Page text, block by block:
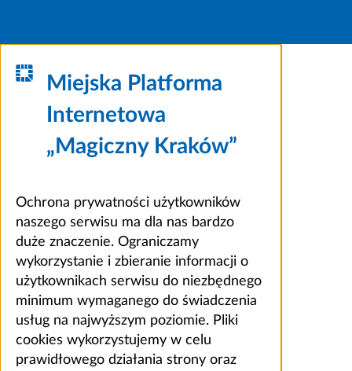
Miejska Platforma
Internetowa
„Magiczny Kraków”
Ochrona prywatności użytkowników
naszego serwisu ma dla nas bardzo
duże znaczenie. Ograniczamy
wykorzystanie i zbieranie informacji o
użytkownikach serwisu do niezbędnego
minimum wymaganego do świadczenia
usług na najwyższym poziomie. Pliki
cookies wykorzystujemy w celu
prawidłowego działania strony oraz